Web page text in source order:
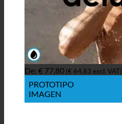
De: € 77,80 (€ 64,83 excl. VAT)
PROTOTIPO
IMAGEN